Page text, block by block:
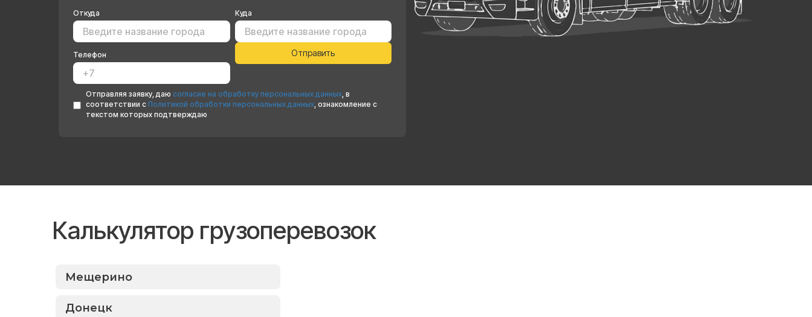
Откуда Куда
Телефон
Отправляя заявку, даю согласие на обработку персональных данных, в
соответствии с Политикой обработки персональных данных, ознакомление с
текстом которых подтверждаю
Калькулятор грузоперевозок